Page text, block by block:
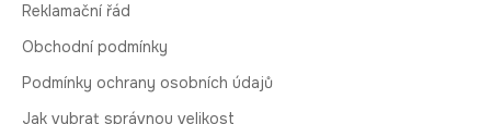
Reklamační řád
Obchodní podmínky
Podmínky ochrany osobních údajů
Jak vybrat správnou velikost